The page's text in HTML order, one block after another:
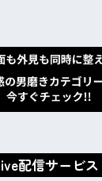
oxMISAox
配信サービス